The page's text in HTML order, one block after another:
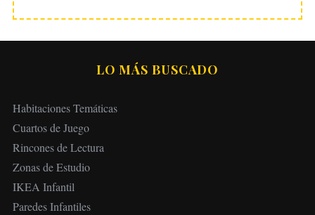
LO MÁS BUSCADO
Habitaciones Temáticas
Cuartos de Juego
Rincones de Lectura
Zonas de Estudio
IKEA Infantil
Paredes Infantiles